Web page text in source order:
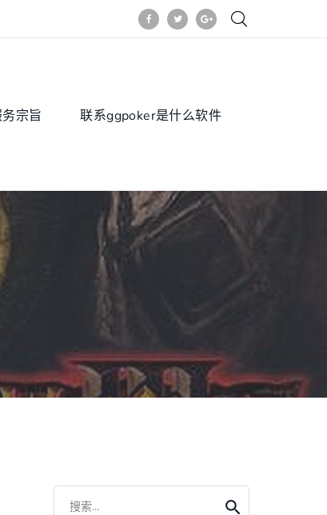
宗旨 联系ggpoker是什么软件
搜索...